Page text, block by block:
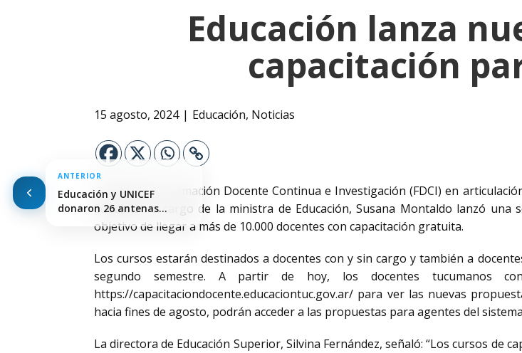
Educación lanza
capacitación
15 agosto, 2024 Educación, Noticias
El equipo de Formación Docente Continua e Investigación (FDCI) en
Educación a cargo de la ministra de Educación, Susana Montaldo lanzó
objetivo de llegar a más de 10.000 docentes con capacitación gratuita.
Los cursos estarán destinados a docentes con y sin cargo y también a
segundo semestre. A partir de hoy, los docentes tucumanos
https://capacitaciondocente.educaciontuc.gov.ar/ para ver las nuevas
hacia fines de agosto, podrán acceder a las propuestas para agentes del
La directora de Educación Superior, Silvina Fernández, señaló: “Los cursos
ANTERIOR
Educación y UNICEF
donaron 26 antenas
Starlink…